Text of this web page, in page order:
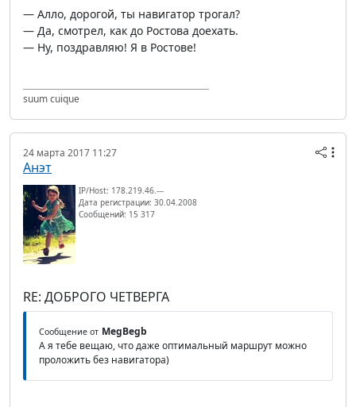
— Алло, дорогой, ты навигатор трогал?
— Да, смотрел, как до Ростова доехать.
— Ну, поздравляю! Я в Ростове!
suum cuique
24 марта 2017 11:27
Анэт
IP/Host: 178.219.46.---
Дата регистрации: 30.04.2008
Сообщений: 15 317
RE: ДОБРОГО ЧЕТВЕРГА
Сообщение от MegBegb
А я тебе вещаю, что даже оптимальный маршрут можно
проложить без навигатора)